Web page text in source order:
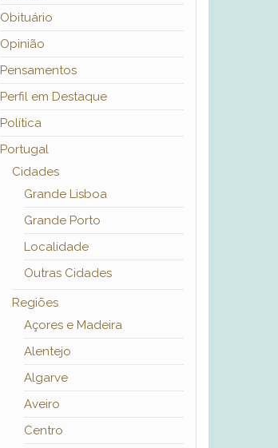
Obituário
Opinião
Pensamentos
Perfil em Destaque
Política
Portugal
Cidades
Grande Lisboa
Grande Porto
Localidade
Outras Cidades
Regiões
Açores e Madeira
Alentejo
Algarve
Aveiro
Centro